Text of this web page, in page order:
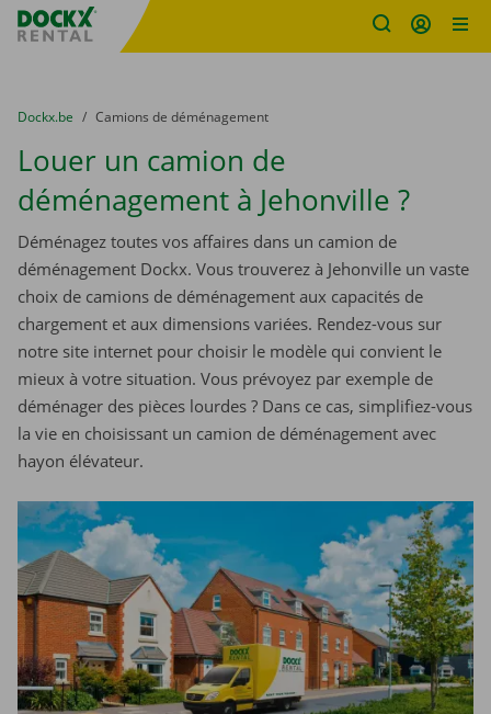
sitename
You are here:
du
Dockx.be to
Camions de déménagement
Louer un camion de
déménagement à Jehonville ?
Déménagez toutes vos affaires dans un camion de
déménagement Dockx. Vous trouverez à Jehonville un vaste
choix de camions de déménagement aux capacités de
chargement et aux dimensions variées. Rendez-vous sur
notre site internet pour choisir le modèle qui convient le
mieux à votre situation. Vous prévoyez par exemple de
déménager des pièces lourdes ? Dans ce cas, simplifiez-vous
la vie en choisissant un camion de déménagement avec
hayon élévateur.